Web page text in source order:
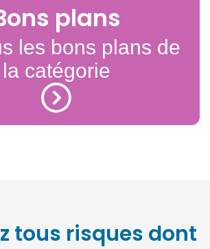
plans
les bons plans de
la catégorie
tous risques dont